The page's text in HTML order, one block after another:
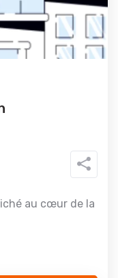
au cœur de la